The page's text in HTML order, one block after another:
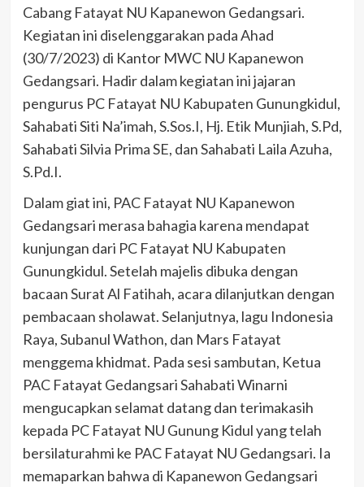
Cabang Fatayat NU Kapanewon Gedangsari.
Kegiatan ini diselenggarakan pada Ahad
(30/7/2023) di Kantor MWC NU Kapanewon
Gedangsari. Hadir dalam kegiatan ini jajaran
pengurus PC Fatayat NU Kabupaten Gunungkidul,
Sahabati Siti Na’imah, S.Sos.I, Hj. Etik Munjiah, S.Pd,
Sahabati Silvia Prima SE, dan Sahabati Laila Azuha,
S.Pd.I.
Dalam giat ini, PAC Fatayat NU Kapanewon
Gedangsari merasa bahagia karena mendapat
kunjungan dari PC Fatayat NU Kabupaten
Gunungkidul. Setelah majelis dibuka dengan
bacaan Surat Al Fatihah, acara dilanjutkan dengan
pembacaan sholawat. Selanjutnya, lagu Indonesia
Raya, Subanul Wathon, dan Mars Fatayat
menggema khidmat. Pada sesi sambutan, Ketua
PAC Fatayat Gedangsari Sahabati Winarni
mengucapkan selamat datang dan terimakasih
kepada PC Fatayat NU Gunung Kidul yang telah
bersilaturahmi ke PAC Fatayat NU Gedangsari. Ia
memaparkan bahwa di Kapanewon Gedangsari